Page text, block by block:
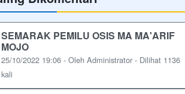
SEMARAK PEMILU OSIS MA MA'ARIF
MOJO
25/10/2022 19:06 - Oleh Administrator - Dilihat 1136
kali